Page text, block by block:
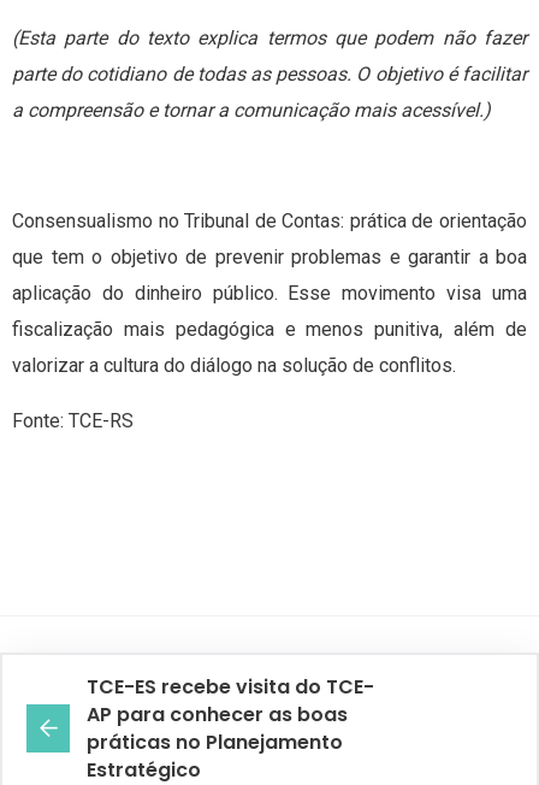
(Esta parte do texto explica termos que podem não fazer
parte do cotidiano de todas as pessoas. O objetivo é facilitar
a compreensão e tornar a comunicação mais acessível.)
Consensualismo no Tribunal de Contas: prática de orientação
que tem o objetivo de prevenir problemas e garantir a boa
aplicação do dinheiro público. Esse movimento visa uma
fiscalização mais pedagógica e menos punitiva, além de
valorizar a cultura do diálogo na solução de conflitos.
Fonte: TCE-RS
TCE-ES recebe visita do TCE-
AP para conhecer as boas
práticas no Planejamento
Estratégico